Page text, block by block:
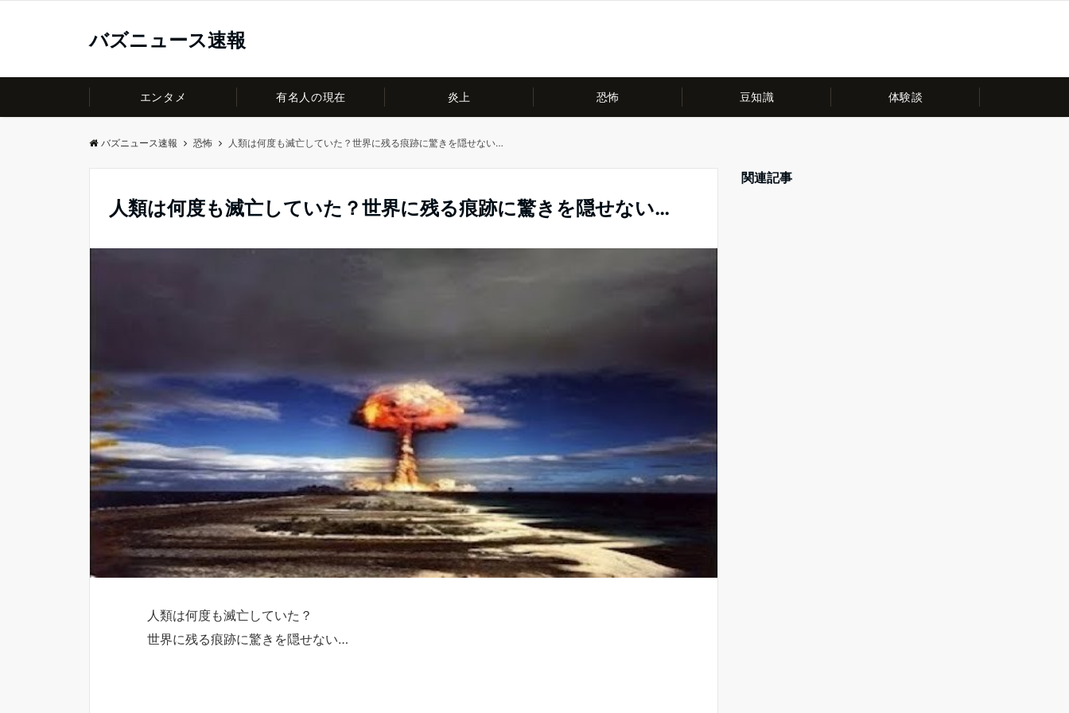
バズニュース速報
エンタメ 有名人の現在 炎上 恐怖 豆知識 体験談
バズニュース速報 恐怖 人類は何度も滅亡していた？世界に残る痕跡に驚きを隠せない…
人類は何度も滅亡していた？世界に残る痕跡に驚きを隠せない…
人類は何度も滅亡していた？
世界に残る痕跡に驚きを隠せない…
関連記事